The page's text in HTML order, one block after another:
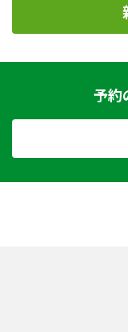
予約